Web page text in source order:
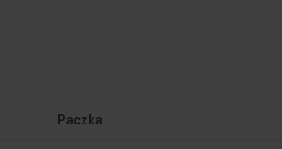
Paczka